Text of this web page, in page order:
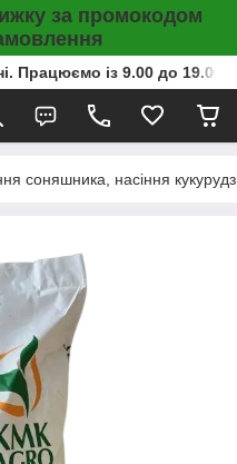
за промокодом
Працюємо із 9.00 до
соняшника, насіння